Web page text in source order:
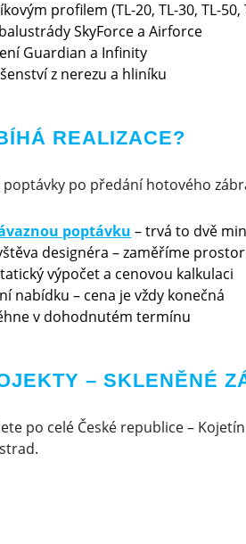
profilem (TL-20, TL-30, TL-50,
SkyForce a Airforce
Guardian a Infinity
z nerezu a hliníku
REALIZACE?
poptávky po předání hotového
poptávku – trvá to dvě
designéra – zaměříme
výpočet a cenovou kalkulaci
nabídku – cena je vždy konečná
v dohodnutém termínu
– SKLENĚNÉ
po celé České republice –